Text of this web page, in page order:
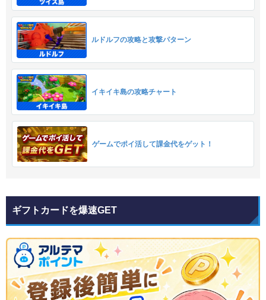
ルドルフの攻略と攻撃パターン
イキイキ島の攻略チャート
ゲームでポイ活して課金代をゲット！
ギフトカードを爆速GET